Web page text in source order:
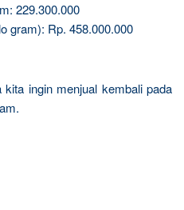
229.300.000
gram): Rp. 458.000.000
kita ingin menjual kembali pada